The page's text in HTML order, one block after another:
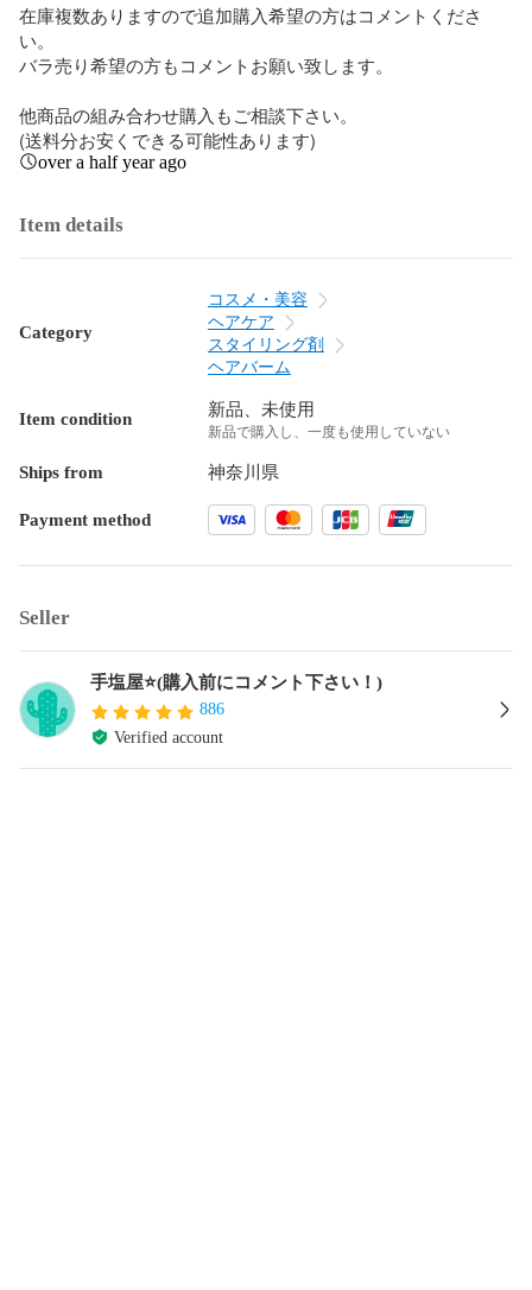
在庫複数ありますので追加購入希望の方はコメントくださ
い。
バラ売り希望の方もコメントお願い致します。
他商品の組み合わせ購入もご相談下さい。
(送料分お安くできる可能性あります)
over a half year ago
Item details
Category
コスメ・美容
ヘアケア
スタイリング剤
ヘアバーム
Item condition 新品、未使用
新品で購入し、一度も使用していない
Ships from 神奈川県
Payment method
Seller
手塩屋⭐️(購入前にコメント下さい！)
886
Verified account